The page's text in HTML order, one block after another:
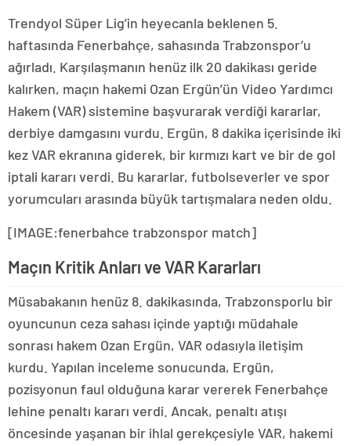
Trendyol Süper Lig’in heyecanla beklenen 5.
haftasında Fenerbahçe, sahasında Trabzonspor’u
ağırladı. Karşılaşmanın henüz ilk 20 dakikası geride
kalırken, maçın hakemi Ozan Ergün’ün Video Yardımcı
Hakem (VAR) sistemine başvurarak verdiği kararlar,
derbiye damgasını vurdu. Ergün, 8 dakika içerisinde iki
kez VAR ekranına giderek, bir kırmızı kart ve bir de gol
iptali kararı verdi. Bu kararlar, futbolseverler ve spor
yorumcuları arasında büyük tartışmalara neden oldu.
[IMAGE:fenerbahce trabzonspor match]
Maçın Kritik Anları ve VAR Kararları
Müsabakanın henüz 8. dakikasında, Trabzonsporlu bir
oyuncunun ceza sahası içinde yaptığı müdahale
sonrası hakem Ozan Ergün, VAR odasıyla iletişim
kurdu. Yapılan inceleme sonucunda, Ergün,
pozisyonun faul olduğuna karar vererek Fenerbahçe
lehine penaltı kararı verdi. Ancak, penaltı atışı
öncesinde yaşanan bir ihlal gerekçesiyle VAR, hakemi